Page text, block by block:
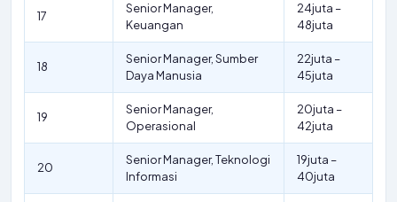
17
Senior Manager,
Keuangan
24juta –
48juta
18
Senior Manager, Sumber
Daya Manusia
22juta –
45juta
19
Senior Manager,
Operasional
20juta –
42juta
20
Senior Manager, Teknologi
Informasi
19juta –
40juta